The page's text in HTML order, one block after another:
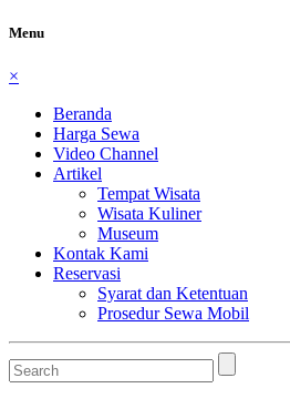
Menu
×
Beranda
Harga Sewa
Video Channel
Artikel
Tempat Wisata
Wisata Kuliner
Museum
Kontak Kami
Reservasi
Syarat dan Ketentuan
Prosedur Sewa Mobil